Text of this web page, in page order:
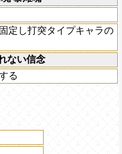
定し打突タイプキャラの
ない信念
る